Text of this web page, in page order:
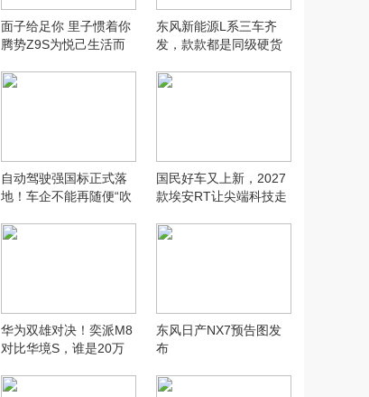
面子给足你 里子惯着你
腾势Z9S为悦己生活而
东风新能源L系三车齐
发，款款都是同级硬货
自动驾驶强国标正式落
地！车企不能再随便“吹
国民好车又上新，2027
款埃安RT让尖端科技走
华为双雄对决！奕派M8
对比华境S，谁是20万
东风日产NX7预告图发
布